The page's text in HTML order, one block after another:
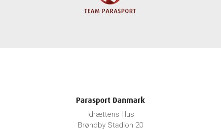
Parasport Danmark
Idrættens Hus
Brøndby Stadion 20